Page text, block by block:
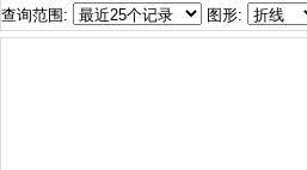
查询范围:
图形: